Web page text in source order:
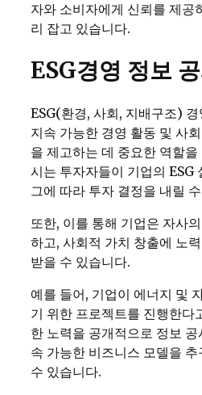
자와 소비자에게 신뢰를 제공
리 잡고 있습니다.
ESG경영 정보
ESG(환경, 사회, 지배구조)
지속 가능한 경영 활동 및 사
을 제고하는 데 중요한 역할
시는 투자자들이 기업의 ESG
그에 따라 투자 결정을 내릴
또한, 이를 통해 기업은 자사
하고, 사회적 가치 창출에 노
받을 수 있습니다.
예를 들어, 기업이 에너지 및
기 위한 프로젝트를 진행한다
한 노력을 공개적으로 정보
속 가능한 비즈니스 모델을
수 있습니다.